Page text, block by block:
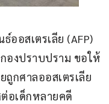
ออสเตรเลีย (AFP)
องปราบปราม ขอให้
กศาลออสเตรเลีย
อเด็กหลายคดี